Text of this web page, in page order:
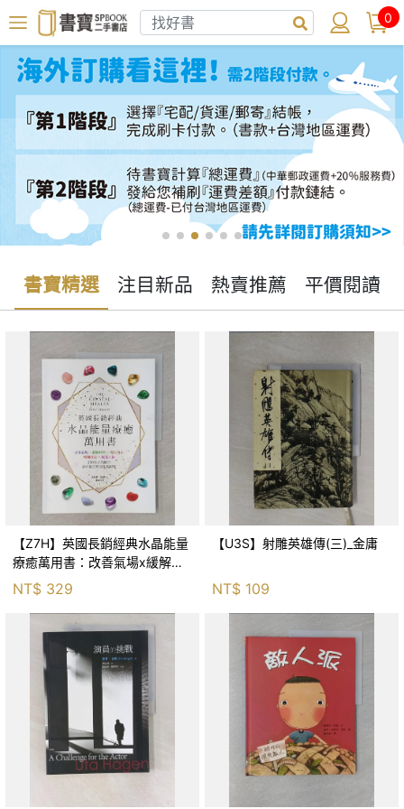
0
書寶精選 注目新品 熱賣推薦 平價閱讀
【Z7H】英國長銷經典水晶能量
療癒萬用書：改善氣場x緩解疼
痛x穩定身心x增加財富x促進人
緣，250種水晶礦石給你最完整
的生活對策_菲利
NT$ 329
【U3S】射雕英雄傳(三)_金庸
NT$ 109